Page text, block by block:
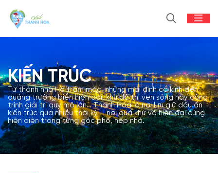
KIẾN TRÚC
Từ thành nhà Hồ trầm mặc, những mái đình cổ kính đến
quảng trường biển hiện đại, khu đô thị ven sông hay công
trình giải trí quy mô lớn… Thanh Hóa là nơi lưu giữ dấu ấn
kiến trúc qua nhiều thời kỳ – nơi quá khứ và hiện đại cùng
hiện diện trong từng góc phố, nếp nhà.